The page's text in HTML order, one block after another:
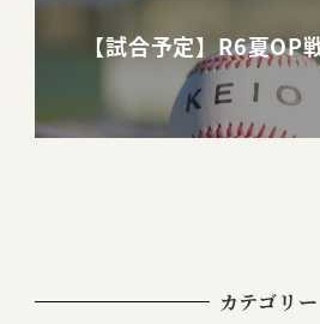
【試合予定】R6夏OP
カテゴリー